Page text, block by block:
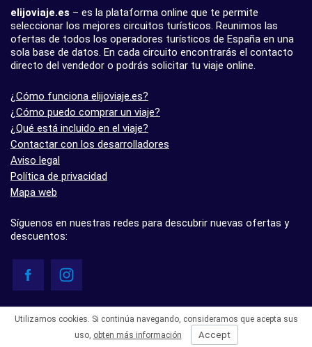
elijoviaje.es – es la plataforma online que te permite
seleccionar los mejores circuitos turísticos. Reunimos las
ofertas de todos los operadores turísticos de España en una
sola base de datos. En cada circuito encontrarás el contacto
directo del vendedor o podrás solicitar tu viaje online.
¿Cómo funciona elijoviaje.es?
¿Cómo puedo comprar un viaje?
¿Qué está incluido en el viaje?
Contactar con los desarrolladores
Aviso legal
Política de privacidad
Mapa web
Síguenos en nuestras redes para descubrir nuevas ofertas y
descuentos:
- 5.0 basado en 7 opiniones
Utilizamos cookies. Si continúa navegando, consideramos que acepta sus
uso, obten más información Accept